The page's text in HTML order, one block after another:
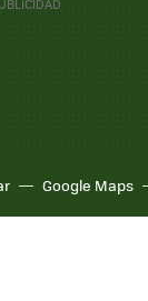
Google Maps